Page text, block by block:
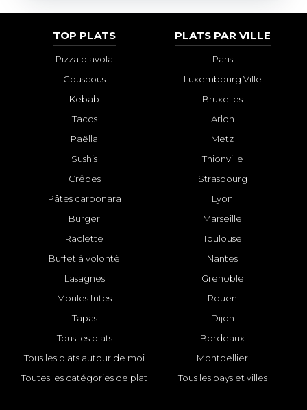
TOP PLATS
Pizza diavola
Couscous
Kebab
Tacos
Paëlla
Sushis
Crêpes
Pâtes carbonara
Burger
Raclette
Buffet à volonté
Lasagnes
Moules frites
Tapas
Tous les plats
Tous les plats autour de moi
Toutes les catégories de plat
PLATS PAR VILLE
Paris
Luxembourg Ville
Bruxelles
Arlon
Metz
Thionville
Strasbourg
Lyon
Marseille
Toulouse
Nantes
Grenoble
Rouen
Dijon
Bordeaux
Montpellier
Tous les pays et villes